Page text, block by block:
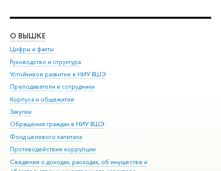
О ВЫШКЕ
Цифры и факты
Руководство и структура
Устойчивое развитие в НИУ ВШЭ
Преподаватели и сотрудники
Корпуса и общежития
Закупки
Обращения граждан в НИУ ВШЭ
Фонд целевого капитала
Противодействие коррупции
Сведения о доходах, расходах, об имуществе и